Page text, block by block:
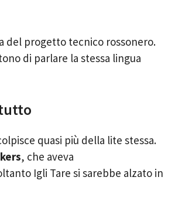
del progetto tecnico rossonero.
di parlare la stessa lingua
quasi più della lite stessa.
, che aveva
Igli Tare si sarebbe alzato in